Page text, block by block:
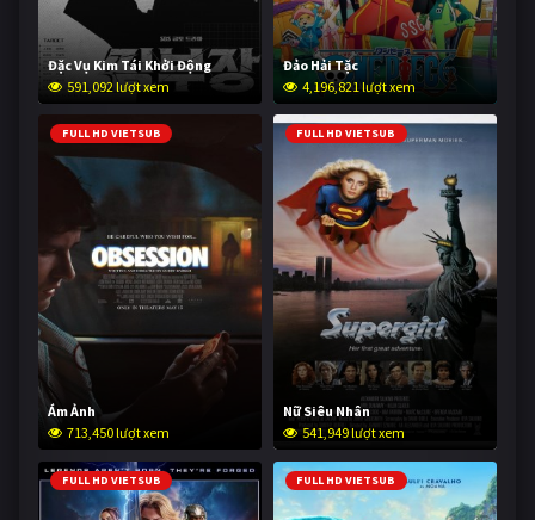
Đặc Vụ Kim Tái Khởi Động
591,092 lượt xem
Đảo Hải Tặc
4,196,821 lượt xem
FULL HD VIETSUB
Ám Ảnh
713,450 lượt xem
FULL HD VIETSUB
Nữ Siêu Nhân
541,949 lượt xem
FULL HD VIETSUB FULL HD VIETSUB